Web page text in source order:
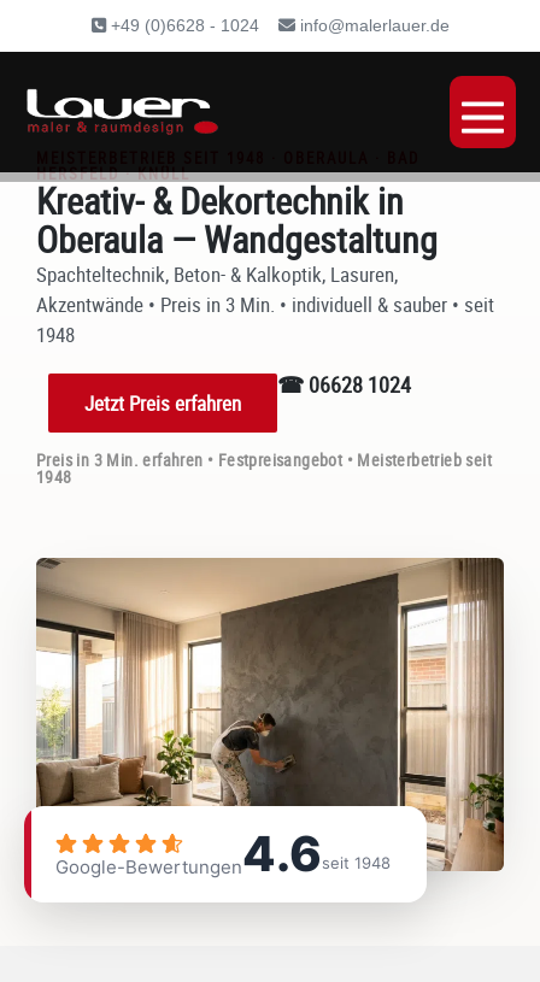
+49 (0)6628 - 1024 info@malerlauer.de
HERSFELD · KNÜLL
Kreativ- & Dekortechnik in
Oberaula — Wandgestaltung
Spachteltechnik, Beton- & Kalkoptik, Lasuren,
Akzentwände • Preis in 3 Min. • individuell & sauber • seit
1948
Jetzt Preis erfahren
☎ 06628 1024
Preis in 3 Min. erfahren • Festpreisangebot • Meisterbetrieb seit
1948
Google-Bewertungen4.6seit 1948